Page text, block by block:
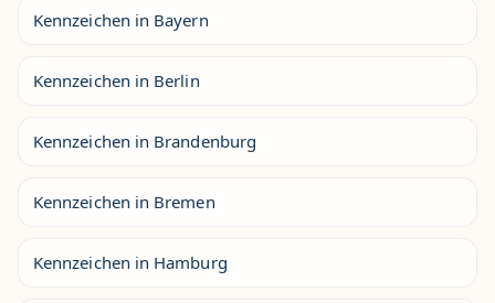
Kennzeichen in Bayern
Kennzeichen in Berlin
Kennzeichen in Brandenburg
Kennzeichen in Bremen
Kennzeichen in Hamburg